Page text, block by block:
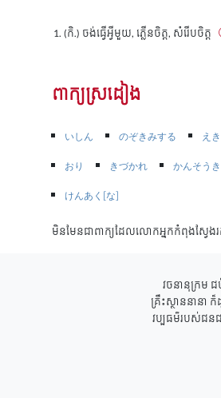
(កិ.) ចង់ធ្វើអ្វីមួយ, ភ្លើនចិត្ត, សំរើបចិត្ត
ពាក្យស្រដៀង
いしん のぞきみする えき
おり
きづかれ かんそうき
けんあく[な]
មិនមែនជាពាក្យដែលលោកអ្នកកំពុងស្វែង
វចនានុក្រម
គ្រឹះស្ថាននានា
វប្បធម៌របស់ជន